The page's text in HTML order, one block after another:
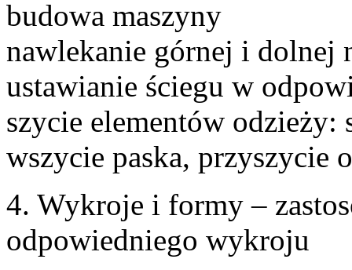
budowa maszyny
nawlekanie górnej i dolnej
ustawianie ściegu w
szycie elementów odzieży:
wszycie paska, przyszycie
4. Wykroje i formy –
odpowiedniego wykroju